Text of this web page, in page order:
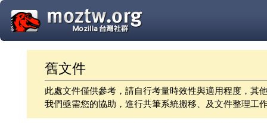
舊文件
此處文件僅供參考，請自行考量時效性與適用程度，其
我們亟需您的協助，進行共筆系統搬移、及文件整理工